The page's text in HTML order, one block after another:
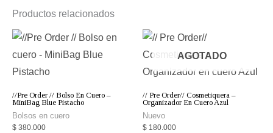
Productos relacionados
//Pre Order // Bolso En Cuero –
MiniBag Blue Pistacho
Bolsos en cuero
$ 380.000
AGOTADO
// Pre Order// Cosmetiquera –
Organizador En Cuero Azul
Nuevo
$ 180.000